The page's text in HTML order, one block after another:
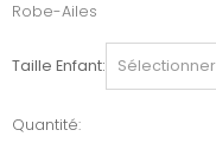
Robe-Ailes
Taille Enfant
Quantité:
quantité